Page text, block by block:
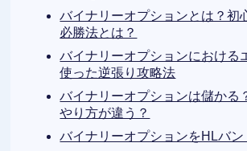
バイナリーオプションとは？初
必勝法とは？
バイナリーオプションにおける
使った逆張り攻略法
バイナリーオプションは儲かる
やり方が違う？
バイナリーオプションをHLバン